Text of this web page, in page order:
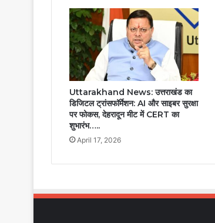
Uttarakhand News: उत्तराखंड का
डिजिटल ट्रांसफॉर्मेशन: AI और साइबर सुरक्षा
पर फोकस, देहरादून मीट में CERT का
शुभारंभ…..
April 17, 2026